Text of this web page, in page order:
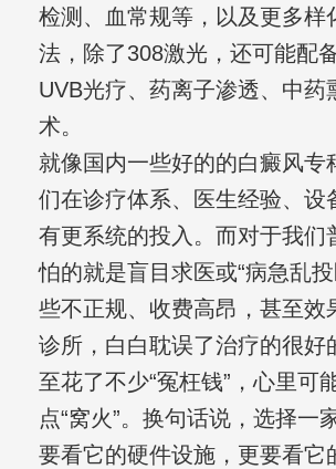
检测、血常规等，以及更多样
法，除了308激光，还可能配
UVB光疗、药离子渗透、中药
术。
就像国内一些好的的白癜风专
们在诊疗体系、医生经验、设
有更系统的投入。而对于我们
怕的就是盲目求医或“病急乱
些不正规、收费高昂，甚至效
诊所，白白耽误了治疗的很好
至花了不少“冤枉钱”，心里可
点“窝火”。换句话说，选择一
要看它的硬件设施，更要看它